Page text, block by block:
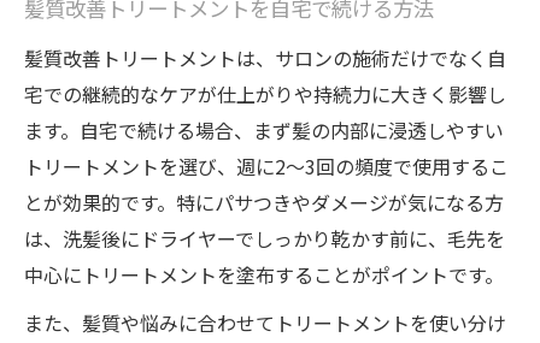
髪質改善トリートメントを自宅で続ける方法
髪質改善トリートメントは、サロンの施術だけでなく自
宅での継続的なケアが仕上がりや持続力に大きく影響し
ます。自宅で続ける場合、まず髪の内部に浸透しやすい
トリートメントを選び、週に2〜3回の頻度で使用するこ
とが効果的です。特にパサつきやダメージが気になる方
は、洗髪後にドライヤーでしっかり乾かす前に、毛先を
中心にトリートメントを塗布することがポイントです。
また、髪質や悩みに合わせてトリートメントを使い分け